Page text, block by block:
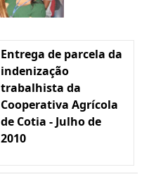
Entrega de parcela da
indenização
trabalhista da
Cooperativa Agrícola
de Cotia - Julho de
2010